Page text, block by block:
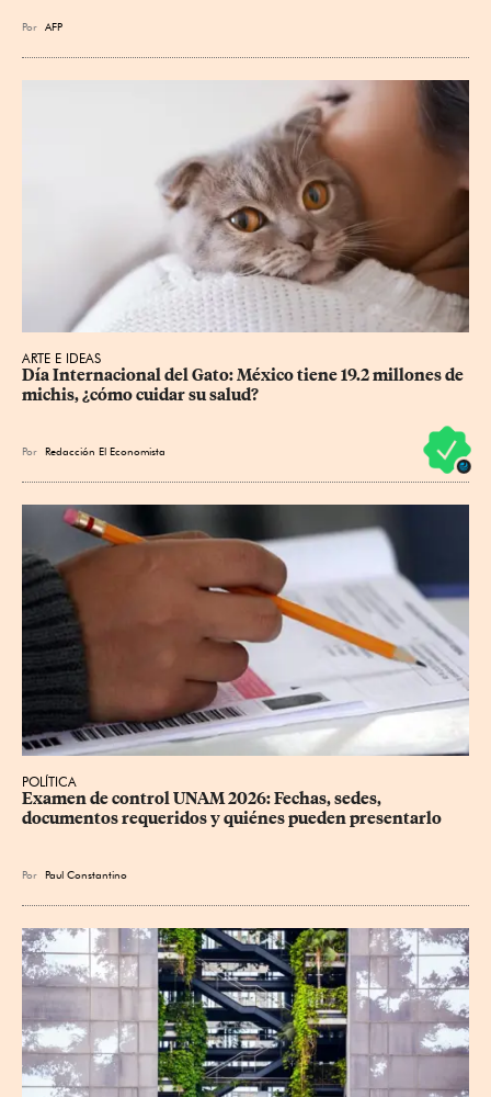
Por AFP
ARTE E IDEAS
Día Internacional del Gato: México tiene 19.2 millones de
michis, ¿cómo cuidar su salud?
Por Redacción El Economista
POLÍTICA
Examen de control UNAM 2026: Fechas, sedes,
documentos requeridos y quiénes pueden presentarlo
Por Paul Constantino